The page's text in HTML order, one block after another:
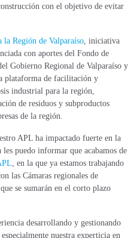
con el objetivo de evitar
Región de Valparaíso, iniciativa
con aportes del Fondo de
Gobierno Regional de Valparaíso y
plataforma de facilitación y
industrial para la región,
de residuos y subproductos
de la región.
APL ha impactado fuerte en la
puedo informar que acabamos de
, en la que ya estamos trabajando
las Cámaras regionales de
se sumarán en el corto plazo
desarrollando y gestionando
nuestra experticia en